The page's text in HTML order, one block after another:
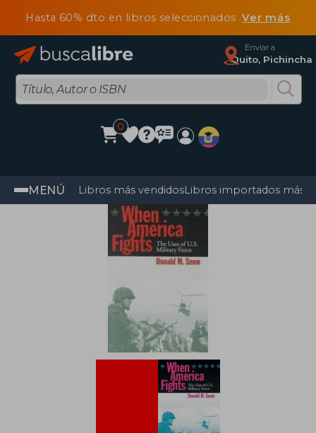
Hasta 60% dto en libros seleccionadosVer más
Enviar a
Quito, Pichincha
0
MENÚ Libros más vendidosLibros importados más